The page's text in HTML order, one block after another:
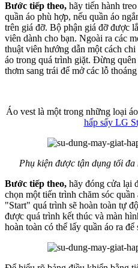
Bước tiếp theo, hãy tiến hành
quần áo phù hợp, nếu quần áo
trên giá đỡ. Bộ phận giá đỡ được
viên dành cho bạn. Ngoài ra các
thuật viên hướng dẫn một cách
áo trong quá trình giặt. Đừng
thơm sang trái để mở các lỗ
Áo vest là một trong những loại
hấp sấy LG
Phụ kiện được tận dụng tối
Bước tiếp theo, hãy đóng cửa lại
chọn một tiến trình chăm sóc
"Start" quá trình sẽ hoàn toàn tự
được quá trình kết thúc và màn
hoàn toàn có thể lấy quần áo ra